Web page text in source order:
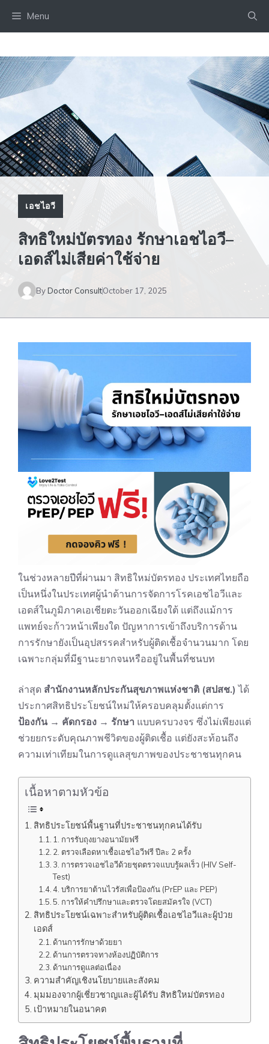
Menu
เอชไอวี
สิทธิใหม่บัตรทอง รักษาเอชไอวี–
เอดส์ไม่เสียค่าใช้จ่าย
ByDoctor ConsultOctober 17, 2025
ในช่วงหลายปีที่ผ่านมา สิทธิใหม่บัตรทอง ประเทศไทยถือ
เป็นหนึ่งในประเทศผู้นำด้านการจัดการโรคเอชไอวีและ
เอดส์ในภูมิภาคเอเชียตะวันออกเฉียงใต้ แต่ถึงแม้การ
แพทย์จะก้าวหน้าเพียงใด ปัญหาการเข้าถึงบริการด้าน
การรักษายังเป็นอุปสรรคสำหรับผู้ติดเชื้อจำนวนมาก โดย
เฉพาะกลุ่มที่มีฐานะยากจนหรืออยู่ในพื้นที่ชนบท
ล่าสุด สำนักงานหลักประกันสุขภาพแห่งชาติ (สปสช.) ได้
ประกาศสิทธิประโยชน์ใหม่ให้ครอบคลุมตั้งแต่การ
ป้องกัน → คัดกรอง → รักษา แบบครบวงจร ซึ่งไม่เพียงแต่
ช่วยยกระดับคุณภาพชีวิตของผู้ติดเชื้อ แต่ยังสะท้อนถึง
ความเท่าเทียมในการดูแลสุขภาพของประชาชนทุกคน
เนื้อหาตามหัวข้อ
สิทธิประโยชน์พื้นฐานที่ประชาชนทุกคนได้รับ
1. การรับถุงยางอนามัยฟรี
2. ตรวจเลือดหาเชื้อเอชไอวีฟรี ปีละ 2 ครั้ง
3. การตรวจเอชไอวีด้วยชุดตรวจแบบรู้ผลเร็ว (HIV Self-
Test)
4. บริการยาต้านไวรัสเพื่อป้องกัน (PrEP และ PEP)
5. การให้คำปรึกษาและตรวจโดยสมัครใจ (VCT)
สิทธิประโยชน์เฉพาะสำหรับผู้ติดเชื้อเอชไอวีและผู้ป่วย
เอดส์
ด้านการรักษาด้วยยา
ด้านการตรวจทางห้องปฏิบัติการ
ด้านการดูแลต่อเนื่อง
ความสำคัญเชิงนโยบายและสังคม
มุมมองจากผู้เชี่ยวชาญและผู้ได้รับ สิทธิใหม่บัตรทอง
เป้าหมายในอนาคต